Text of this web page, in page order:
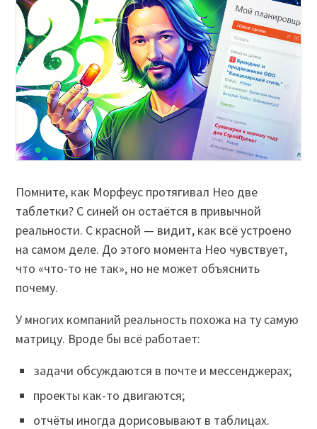
Помните, как Морфеус протягивал Нео две
таблетки? С синей он остаётся в привычной
реальности. С красной — видит, как всё устроено
на самом деле. До этого момента Нео чувствует,
что «что-то не так», но не может объяснить
почему.
У многих компаний реальность похожа на ту самую
матрицу. Вроде бы всё работает:
задачи обсуждаются в почте и мессенджерах;
проекты как-то двигаются;
отчёты иногда дорисовывают в таблицах.